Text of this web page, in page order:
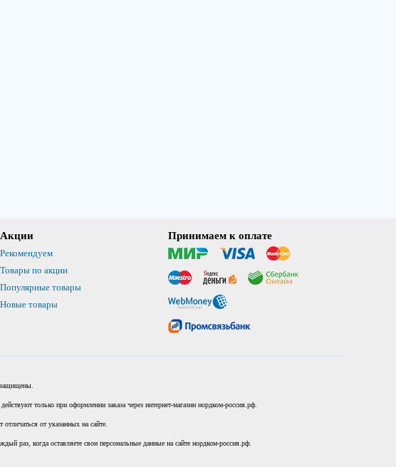
Акции
Рекомендуем
Товары по акции
Популярные товары
Новые товары
Принимаем к оплате
только при оформлении заказа через интернет-магазин нордком-россия.рф.
от указанных на сайте.
раз, когда оставляете свои персональные данные на сайте нордком-россия.рф.